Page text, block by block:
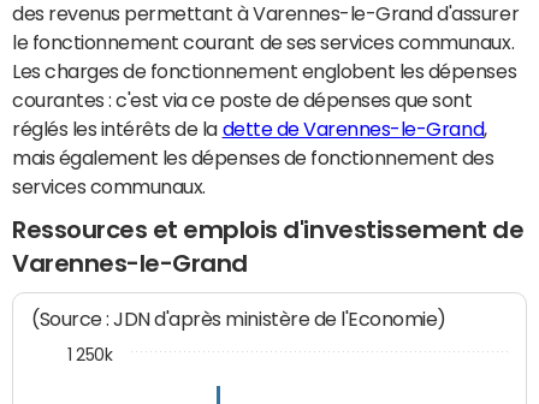
des revenus permettant à Varennes-le-Grand d'assurer
le fonctionnement courant de ses services communaux.
Les charges de fonctionnement englobent les dépenses
courantes : c'est via ce poste de dépenses que sont
réglés les intérêts de la dette de Varennes-le-Grand,
mais également les dépenses de fonctionnement des
services communaux.
Ressources et emplois d'investissement de
Varennes-le-Grand
(Source : JDN d'après ministère de l'Economie)
1 250k